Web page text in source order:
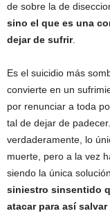
de sobre la de
sino el que es una
dejar de sufrir.
Es el suicidio más
convierte en un
por renunciar a toda
tal de dejar de
verdaderamente, lo
muerte, pero a la vez
siendo la única
siniestro sinsentido
atacar para así